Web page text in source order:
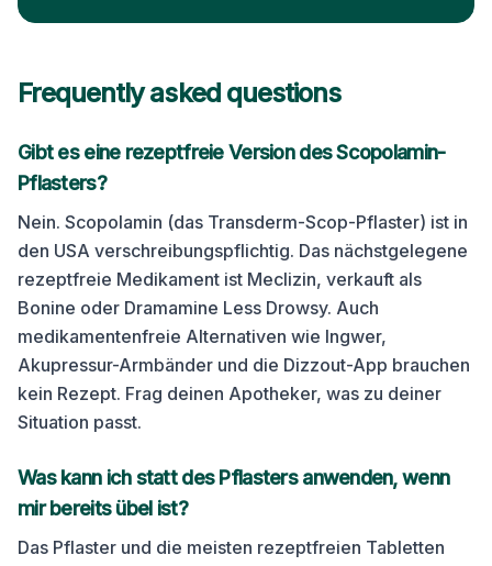
Frequently asked questions
Gibt es eine rezeptfreie Version des Scopolamin-
Pflasters?
Nein. Scopolamin (das Transderm-Scop-Pflaster) ist in
den USA verschreibungspflichtig. Das nächstgelegene
rezeptfreie Medikament ist Meclizin, verkauft als
Bonine oder Dramamine Less Drowsy. Auch
medikamentenfreie Alternativen wie Ingwer,
Akupressur-Armbänder und die Dizzout-App brauchen
kein Rezept. Frag deinen Apotheker, was zu deiner
Situation passt.
Was kann ich statt des Pflasters anwenden, wenn
mir bereits übel ist?
Das Pflaster und die meisten rezeptfreien Tabletten